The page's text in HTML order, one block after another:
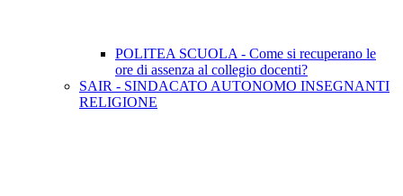
POLITEA SCUOLA - Come si recuperano le
ore di assenza al collegio docenti?
SAIR - SINDACATO AUTONOMO INSEGNANTI
RELIGIONE